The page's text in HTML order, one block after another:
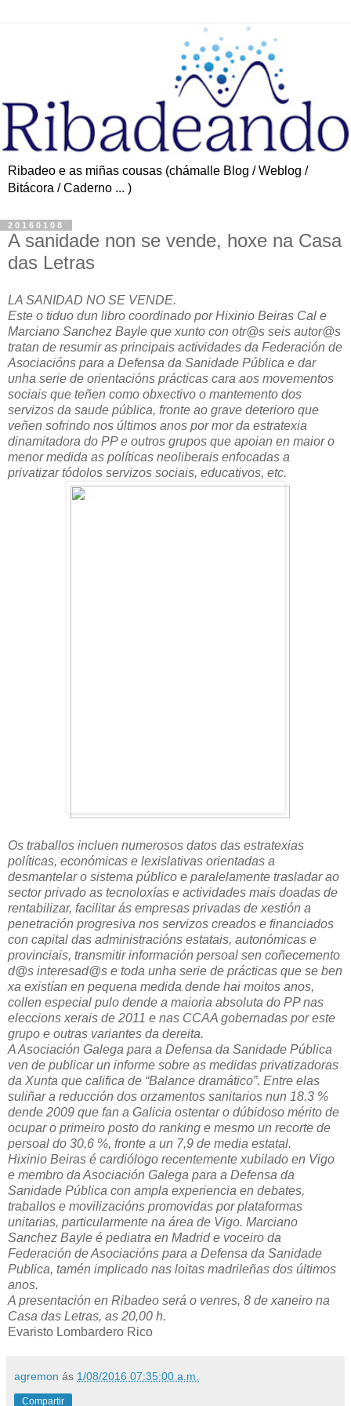
Ribadeo e as miñas cousas (chámalle Blog / Weblog /
Bitácora / Caderno ... )
20160108
A sanidade non se vende, hoxe na Casa
das Letras
LA SANIDAD NO SE VENDE.
Este o tiduo dun libro coordinado por Hixinio Beiras Cal e
Marciano Sanchez Bayle que xunto con otr@s seis autor@s
tratan de resumir as principais actividades da Federación de
Asociacións para a Defensa da Sanidade Pública e dar
unha serie de orientacións prácticas cara aos movementos
sociais que teñen como obxectivo o mantemento dos
servizos da saude pública, fronte ao grave deterioro que
veñen sofrindo nos últimos anos por mor da estratexia
dinamitadora do PP e outros grupos que apoian en maior o
menor medida as políticas neoliberais enfocadas a
privatizar tódolos servizos sociais, educativos, etc.
Os traballos incluen numerosos datos das estratexias
políticas, económicas e lexislativas orientadas a
desmantelar o sistema público e paralelamente trasladar ao
sector privado as tecnoloxías e actividades mais doadas de
rentabilizar, facilitar ás empresas privadas de xestión a
penetración progresiva nos servizos creados e financiados
con capital das administracións estatais, autonómicas e
provinciais, transmitir información persoal sen coñecemento
d@s interesad@s e toda unha serie de prácticas que se ben
xa existían en pequena medida dende hai moitos anos,
collen especial pulo dende a maioria absoluta do PP nas
eleccions xerais de 2011 e nas CCAA gobernadas por este
grupo e outras variantes da dereita.
A Asociación Galega para a Defensa da Sanidade Pública
ven de publicar un informe sobre as medidas privatizadoras
da Xunta que califica de “Balance dramático”. Entre elas
suliñar a reducción dos orzamentos sanitarios nun 18.3 %
dende 2009 que fan a Galicia ostentar o dúbidoso mérito de
ocupar o primeiro posto do ranking e mesmo un recorte de
persoal do 30,6 %, fronte a un 7,9 de media estatal.
Hixinio Beiras é cardiólogo recentemente xubilado en Vigo
e membro da Asociación Galega para a Defensa da
Sanidade Pública con ampla experiencia en debates,
traballos e movilizacións promovidas por plataformas
unitarias, particularmente na área de Vigo. Marciano
Sanchez Bayle é pediatra en Madrid e voceiro da
Federación de Asociacións para a Defensa da Sanidade
Publica, tamén implicado nas loitas madrileñas dos últimos
anos.
A presentación en Ribadeo será o venres, 8 de xaneiro na
Casa das Letras, as 20,00 h.
Evaristo Lombardero Rico
agremon ás 1/08/2016 07:35:00 a.m.
Compartir